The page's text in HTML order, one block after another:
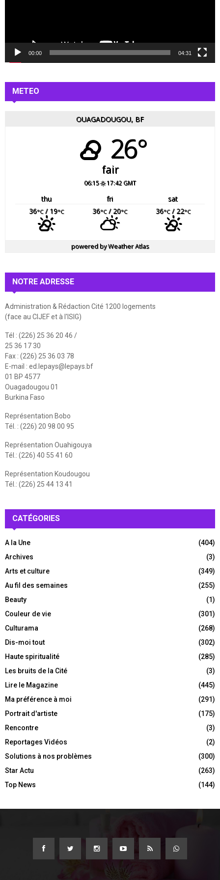
d
o
00:00 04:31
METEO
OUAGADOUGOU, BF
26°
fair
06:15 17:42 GMT
thu fri
sat
36°C/ 19°C 36°C/ 20°C 36°C/ 22°C
powered byWeather Atlas
NOTRE ADRESSE
Administration & Rédaction Cité 1200 logements
(face au CIJEF et à l'ISIG)
Tél : (226) 25 36 20 46 /
25 36 17 30
Fax : (226) 25 36 03 78
E-mail : ed.lepays@lepays.bf
01 BP 4577
Ouagadougou 01
Burkina Faso
Représentation Bobo
Tél. : (226) 20 98 00 95
Représentation Ouahigouya
Tél.: (226) 40 55 41 60
Représentation Koudougou
Tél.: (226) 25 44 13 41
CATÉGORIES
A la Une
(404)
Archives
(3)
Arts et culture
(349)
Au fil des semaines
(255)
Beauty
(1)
Couleur de vie
(301)
Culturama
(268)
Dis-moi tout
(302)
Haute spiritualité
(285)
Les bruits de la Cité
(3)
Lire le Magazine
(445)
Ma préférence à moi
(291)
Portrait d'artiste
(175)
Rencontre
(3)
Reportages Vidéos
(2)
Solutions à nos problèmes
(300)
Star Actu
(263)
Top News
(144)